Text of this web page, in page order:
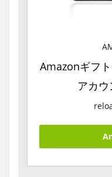
Amazonギフ
アカ